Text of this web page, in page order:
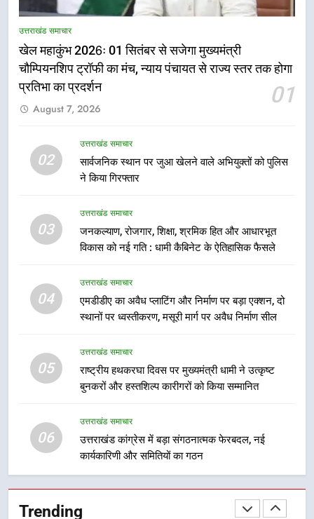
उत्तराखंड समाचार
खेल महाकुंभ 2026ः 01 सितंबर से सजेगा मुख्यमंत्री
चौम्पियनशिप ट्रॉफी का मंच, न्याय पंचायत से राज्य स्तर तक होगा
प्रतिभा का प्रदर्शन
01
August 7, 2026
02
उत्तराखंड समाचार
सार्वजनिक स्थान पर जुआ खेलने वाले अभियुक्तों को पुलिस
ने किया गिरफ्तार
03
उत्तराखंड समाचार
जनकल्याण, रोजगार, शिक्षा, श्रमिक हित और आधारभूत
विकास को नई गति : धामी कैबिनेट के ऐतिहासिक फैसले
04
उत्तराखंड समाचार
एमडीडीए का अवैध प्लाटिंग और निर्माण पर बड़ा एक्शन, दो
स्थानों पर ध्वस्तीकरण, मसूरी मार्ग पर अवैध निर्माण सील
05
उत्तराखंड समाचार
राष्ट्रीय हथकरघा दिवस पर मुख्यमंत्री धामी ने उत्कृष्ट
बुनकरों और हस्तशिल्प कारीगरों को किया सम्मानित
06
उत्तराखंड समाचार
उत्तराखंड कांग्रेस में बड़ा संगठनात्मक फेरबदल, नई
कार्यकारिणी और समितियों का गठन
Trending
राष्ट्रीय हथकरघा दिवस पर मुख्यमंत्री
कारीगरों को किया सम्मानित
उत्तराखंड समाचार
6
का गठन
उत्तराखंड समाचार
देना सरकार की सर्वोच्च प्राथमिकता, आने
वाले महीनों में हजारों पदों पर की जाएगी
भर्ती
उत्तराखंड समाचार
दिल्ली-देहरादून आर्थिक कॉरिडोर से जुड़ी
12 किमी ग्रीनफील्ड बाईपास परियोजना
गुणवत्तापूर्ण निर्माण सुनिश्चित करने के
निर्देश, सुरक्षा मानकों से कोई समझौता
नहींः डीएम
1
खेल महाकुंभ 2026ः 01 सितंबर से सजेगा
न्याय पंचायत से राज्य स्तर तक होगा
प्रतिभा का प्रदर्शन
उत्तराखंड समाचार
अभियुक्तों को पुलिस ने किया गिरफ्तार